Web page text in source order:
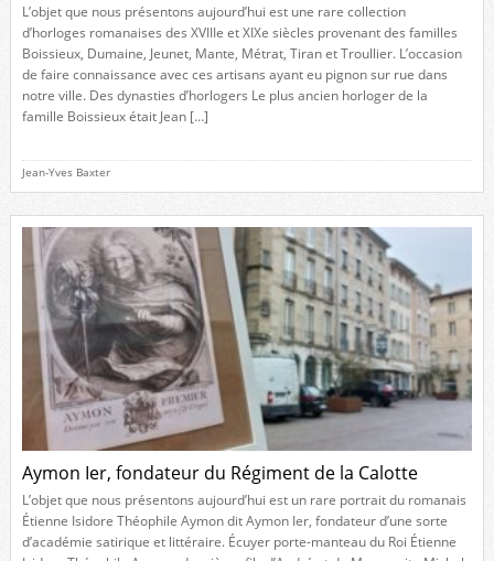
L’objet que nous présentons aujourd’hui est une rare collection
d’horloges romanaises des XVIIIe et XIXe siècles provenant des familles
Boissieux, Dumaine, Jeunet, Mante, Métrat, Tiran et Troullier. L’occasion
de faire connaissance avec ces artisans ayant eu pignon sur rue dans
notre ville. Des dynasties d’horlogers Le plus ancien horloger de la
famille Boissieux était Jean […]
Jean-Yves Baxter
Aymon Ier, fondateur du Régiment de la Calotte
L’objet que nous présentons aujourd’hui est un rare portrait du romanais
Étienne Isidore Théophile Aymon dit Aymon Ier, fondateur d’une sorte
d’académie satirique et littéraire. Écuyer porte-manteau du Roi Étienne